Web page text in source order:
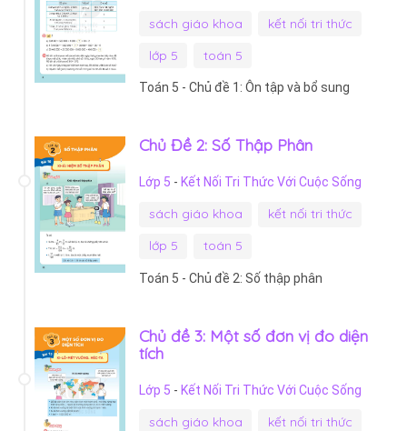
sách giáo khoa
kết nối tri thức
lớp 5
toán 5
Toán 5 - Chủ đề 1: Ôn tập và bổ sung
Chủ Đề 2: Số Thập Phân
Lớp 5 - Kết Nối Tri Thức Với Cuộc Sống
sách giáo khoa
kết nối tri thức
lớp 5
toán 5
Toán 5 - Chủ đề 2: Số thập phân
Chủ đề 3: Một số đơn vị đo diện
tích
Lớp 5 - Kết Nối Tri Thức Với Cuộc Sống
sách giáo khoa
kết nối tri thức